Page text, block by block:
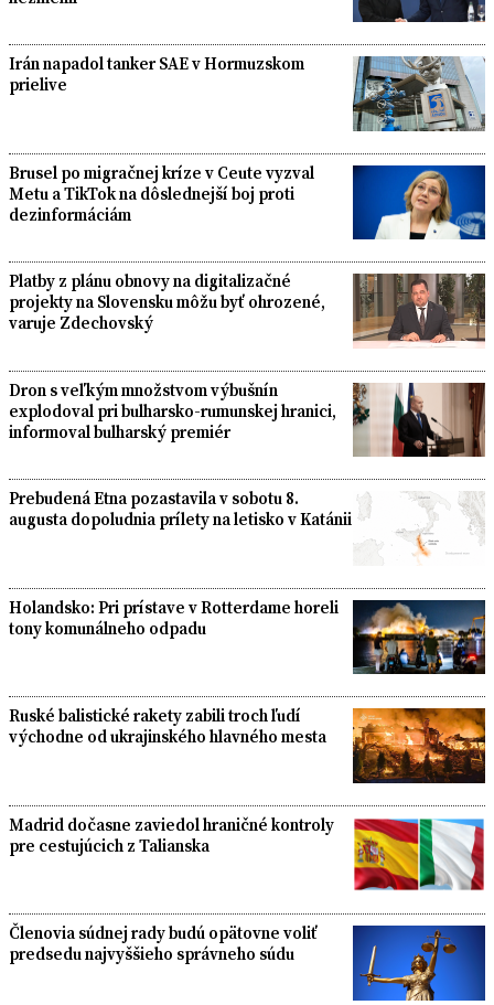
Irán napadol tanker SAE v Hormuzskom
prielive
Brusel po migračnej kríze v Ceute vyzval
Metu a TikTok na dôslednejší boj proti
dezinformáciám
Platby z plánu obnovy na digitalizačné
projekty na Slovensku môžu byť ohrozené,
varuje Zdechovský
Dron s veľkým množstvom výbušnín
explodoval pri bulharsko-rumunskej hranici,
informoval bulharský premiér
Prebudená Etna pozastavila v sobotu 8.
augusta dopoludnia prílety na letisko v Katánii
Holandsko: Pri prístave v Rotterdame horeli
tony komunálneho odpadu
Ruské balistické rakety zabili troch ľudí
východne od ukrajinského hlavného mesta
Madrid dočasne zaviedol hraničné kontroly
pre cestujúcich z Talianska
Členovia súdnej rady budú opätovne voliť
predsedu najvyššieho správneho súdu